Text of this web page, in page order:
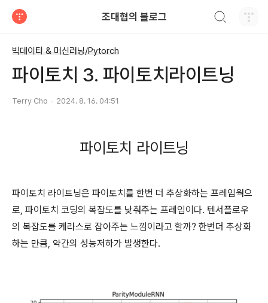
조대협의 블로그
빅데이타 & 머신러닝/Pytorch
파이토치 3. 파이토치라이트닝
Terry Cho 2024. 8. 16. 04:51
파이토치 라이트닝
파이토치 라이트닝은 파이토치를 한번 더 추상화하는 프레임웍으
로, 파이토치 코딩의 복잡도를 낮춰주는 프레임이다. 텐서플로우
의 복잡도를 케라스로 잡아주는 느낌이라고 할까? 한번더 추상화
하는 만큼, 약간의 성능저하가 발생한다.